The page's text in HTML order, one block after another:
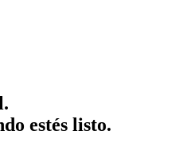
estés listo.